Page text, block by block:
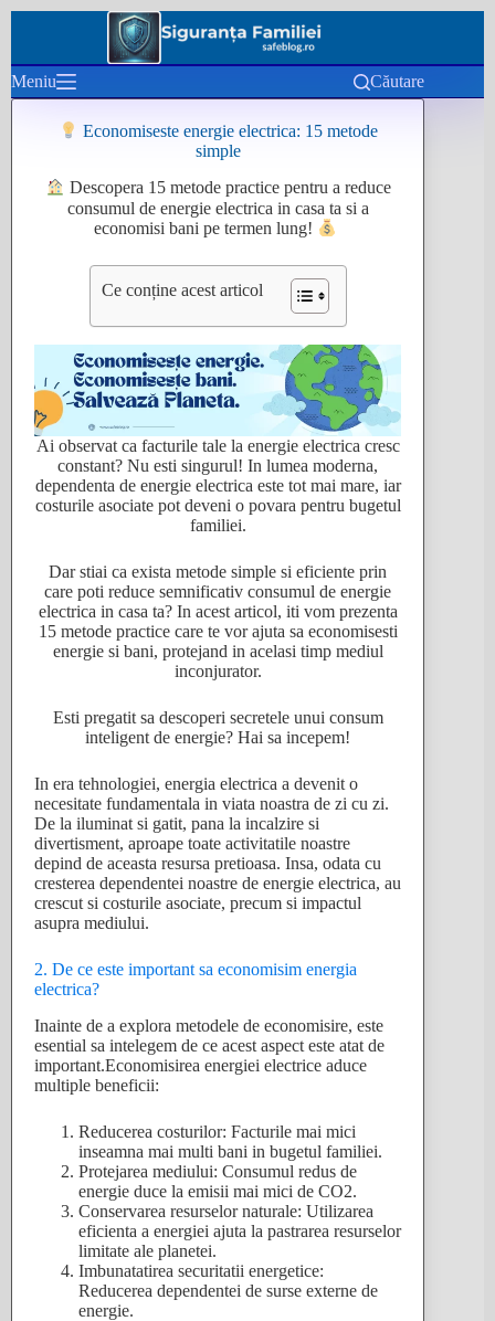
Meniu
Căutare
Economiseste energie electrica: 15 metode
simple
Descopera 15 metode practice pentru a reduce
consumul de energie electrica in casa ta si a
economisi bani pe termen lung!
Ce conține acest articol
Ai observat ca facturile tale la energie electrica cresc
constant? Nu esti singurul! In lumea moderna,
dependenta de energie electrica este tot mai mare, iar
costurile asociate pot deveni o povara pentru bugetul
familiei.
Dar stiai ca exista metode simple si eficiente prin
care poti reduce semnificativ consumul de energie
electrica in casa ta? In acest articol, iti vom prezenta
15 metode practice care te vor ajuta sa economisesti
energie si bani, protejand in acelasi timp mediul
inconjurator.
Esti pregatit sa descoperi secretele unui consum
inteligent de energie? Hai sa incepem!
In era tehnologiei, energia electrica a devenit o
necesitate fundamentala in viata noastra de zi cu zi.
De la iluminat si gatit, pana la incalzire si
divertisment, aproape toate activitatile noastre
depind de aceasta resursa pretioasa. Insa, odata cu
cresterea dependentei noastre de energie electrica, au
crescut si costurile asociate, precum si impactul
asupra mediului.
2. De ce este important sa economisim energia
electrica?
Inainte de a explora metodele de economisire, este
esential sa intelegem de ce acest aspect este atat de
important.Economisirea energiei electrice aduce
multiple beneficii:
Reducerea costurilor: Facturile mai mici
inseamna mai multi bani in bugetul familiei.
Protejarea mediului: Consumul redus de
energie duce la emisii mai mici de CO2.
Conservarea resurselor naturale: Utilizarea
eficienta a energiei ajuta la pastrarea resurselor
limitate ale planetei.
Imbunatatirea securitatii energetice:
Reducerea dependentei de surse externe de
energie.